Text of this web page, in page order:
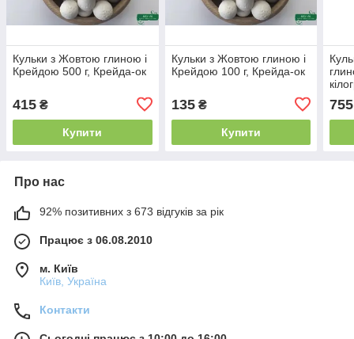
Кульки з Жовтою глиною і
Крейдою 500 г, Крейда-ок
415 ₴
Купити
Кульки з Жовтою глиною і
Крейдою 100 г, Крейда-ок
135₴
Купити
755
Про нас
92% позитивних з 673 відгуків за рік
Працює з 06.08.2010
м. Київ
Київ, Україна
Контакти